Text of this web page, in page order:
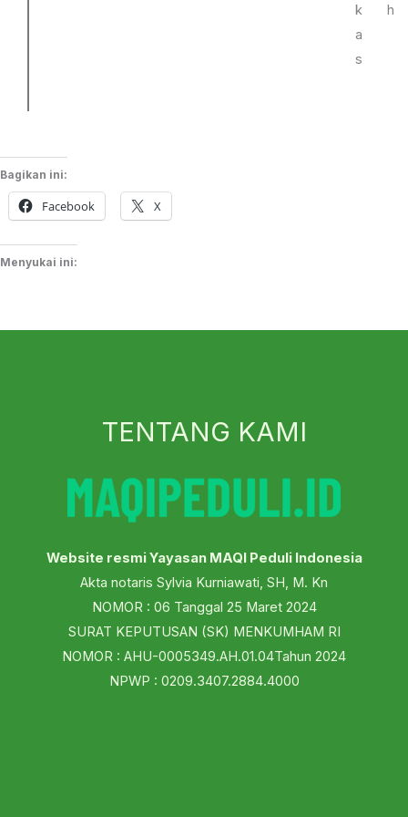
k
a
s
h
Bagikan ini:
Facebook X
Menyukai ini:
TENTANG KAMI
Website resmi Yayasan MAQI Peduli Indonesia
Akta notaris Sylvia Kurniawati, SH, M. Kn
NOMOR : 06 Tanggal 25 Maret 2024
SURAT KEPUTUSAN (SK) MENKUMHAM RI
NOMOR : AHU-0005349.AH.01.04Tahun 2024
NPWP : 0209.3407.2884.4000